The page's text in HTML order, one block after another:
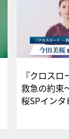
『クロス
救急の約束
桜SPイ